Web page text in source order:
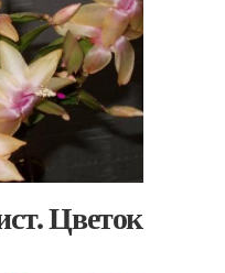
Цветок